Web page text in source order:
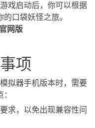
戏启动后，你可以根据
口袋妖怪之旅。
网版
项
拟器手机版本时，需要
求，以免出现兼容性问